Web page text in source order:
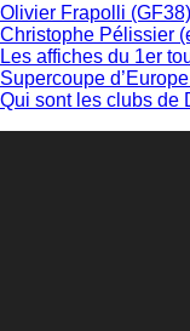
Olivier Frapolli
Christophe Pélissier
Les affiches du 1er
Supercoupe
Qui sont les clubs de